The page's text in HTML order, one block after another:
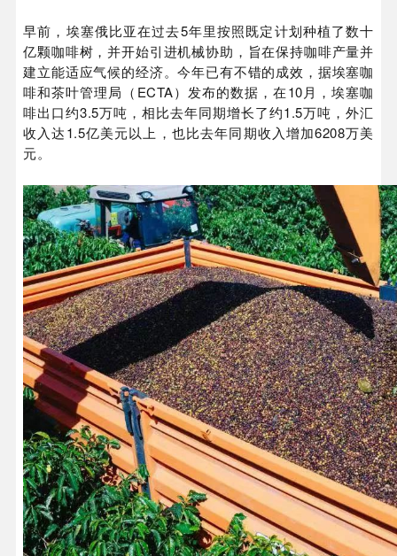
早前，埃塞俄比亚在过去5年里按照既定计划种植了数十
亿颗咖啡树，并开始引进机械协助，旨在保持咖啡产量并
建立能适应气候的经济。今年已有不错的成效，据埃塞咖
啡和茶叶管理局（ECTA）发布的数据，在10月，埃塞咖
啡出口约3.5万吨，相比去年同期增长了约1.5万吨，外汇
收入达1.5亿美元以上，也比去年同期收入增加6208万美
元。